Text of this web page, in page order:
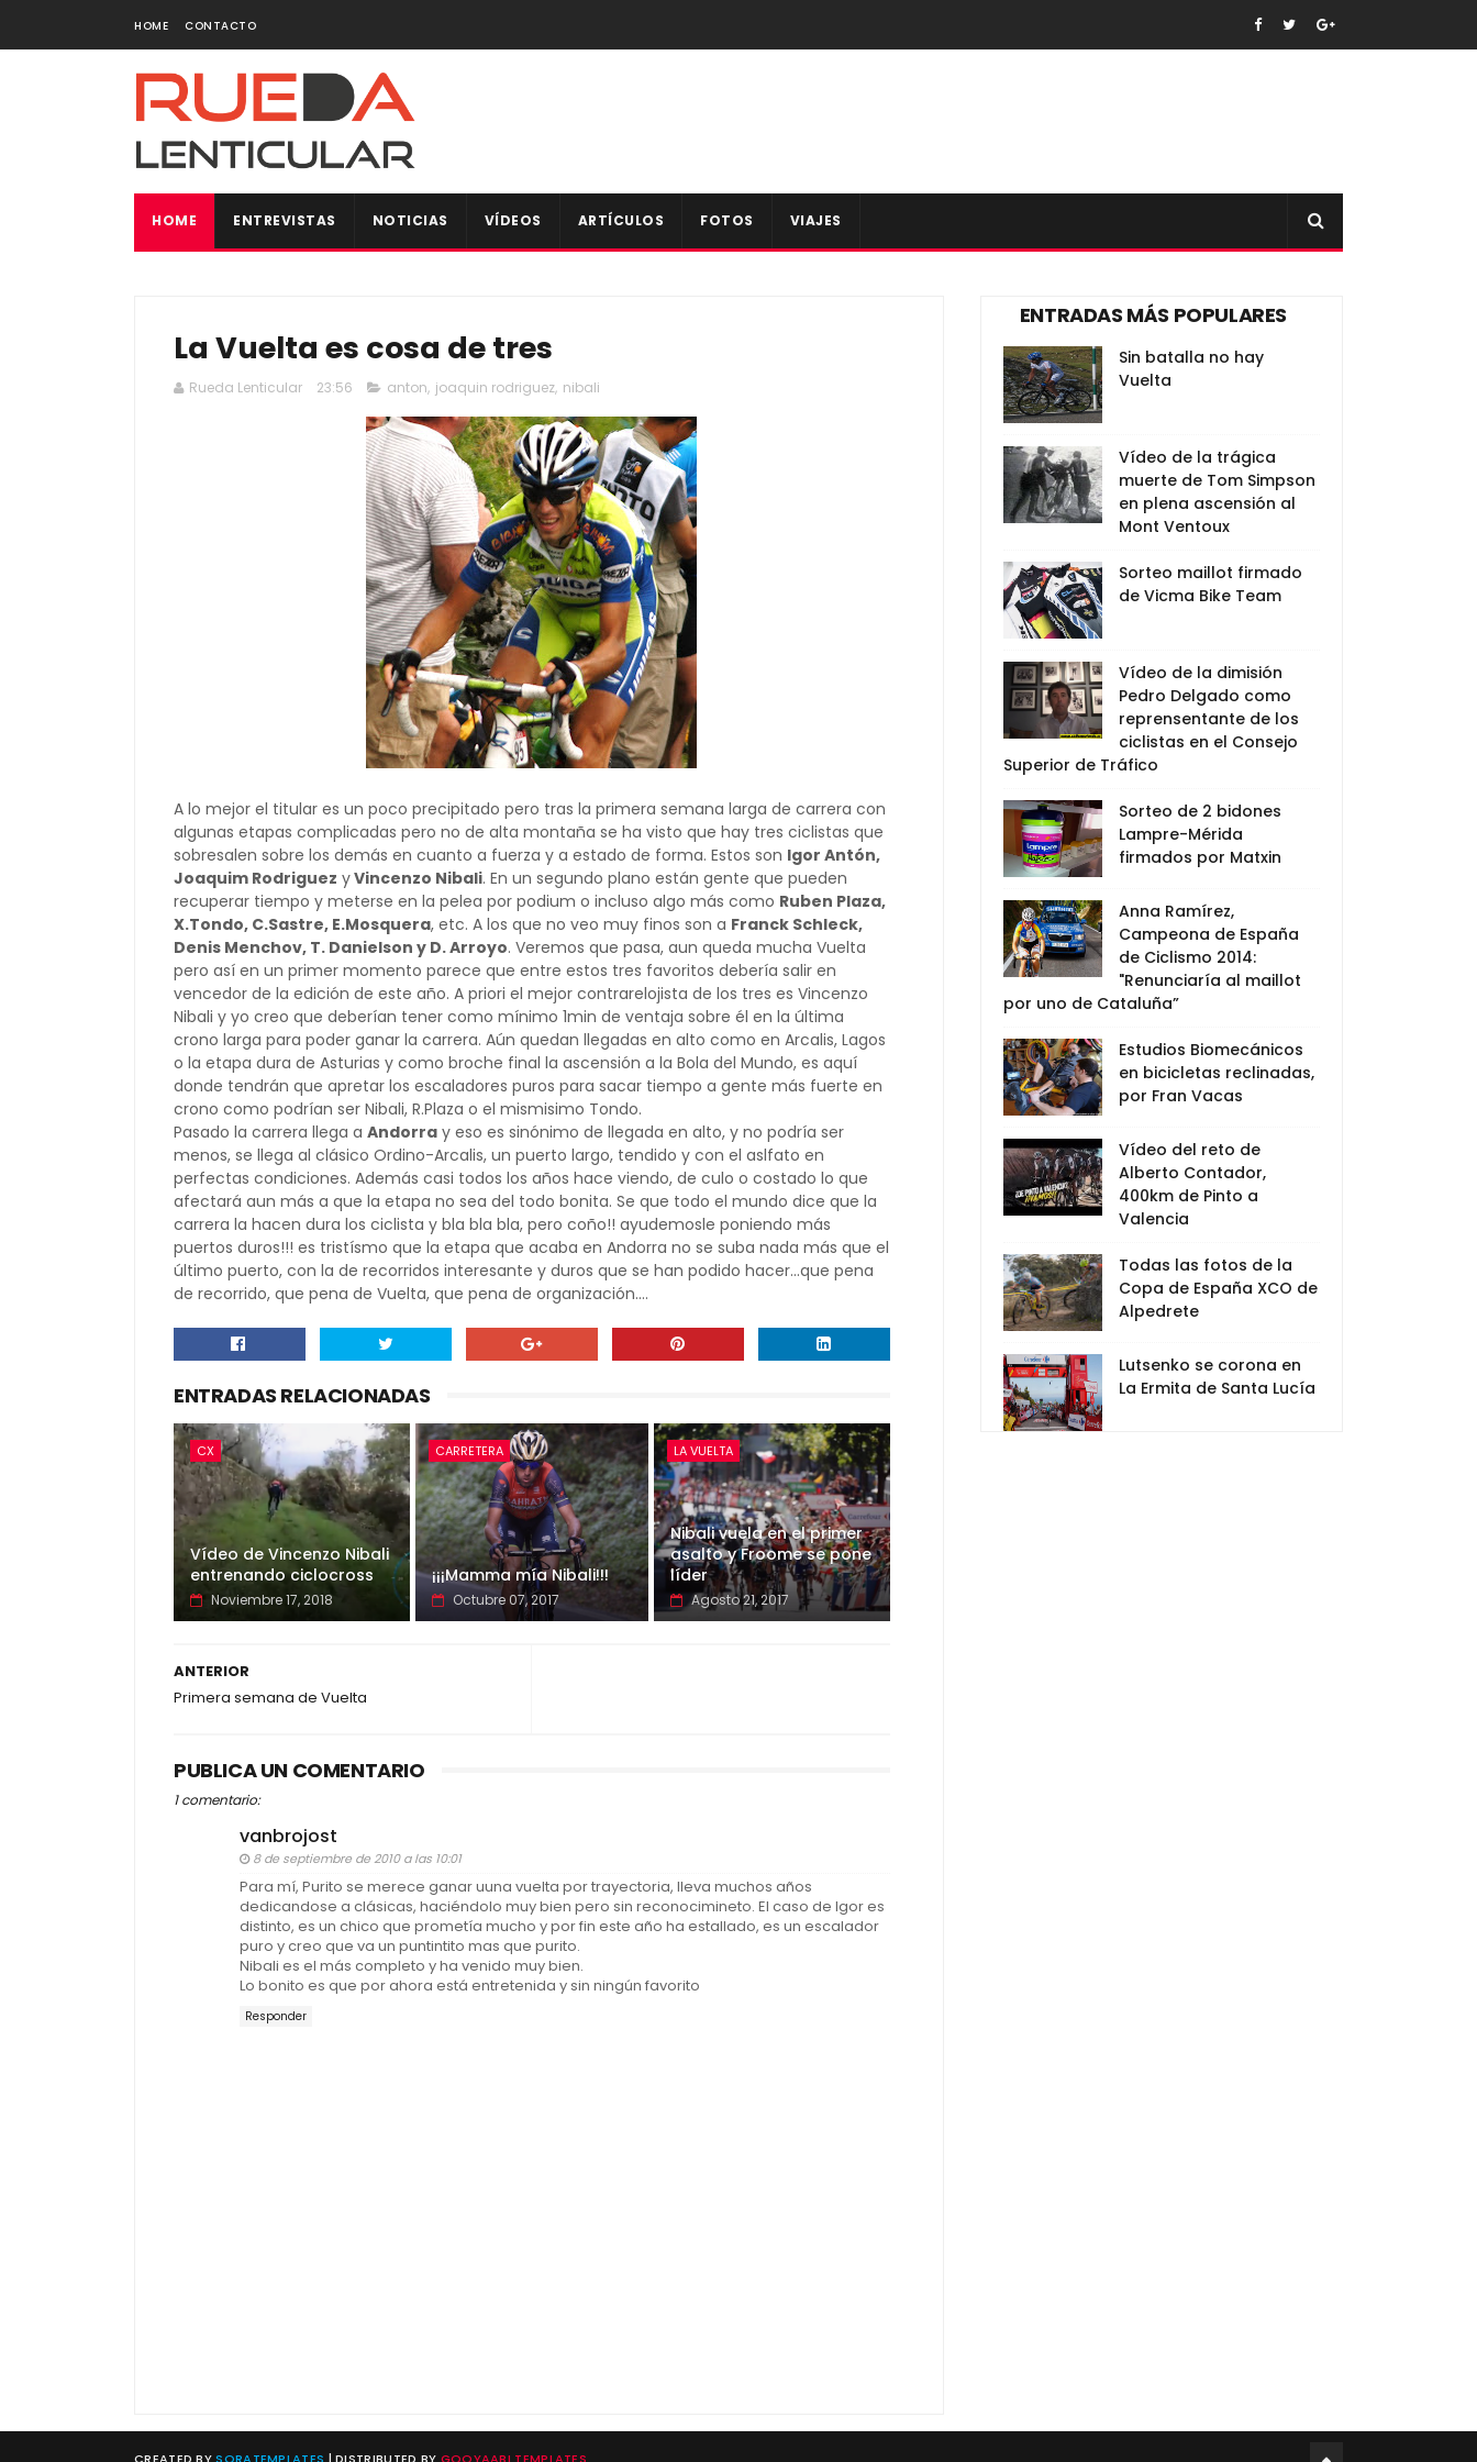
HOME CONTACTO
HOME ENTREVISTAS NOTICIAS VÍDEOS ARTÍCULOS FOTOS VIAJES
La Vuelta es cosa de tres
Rueda Lenticular 23:56 anton, joaquin rodriguez, nibali
A lo mejor el titular es un poco precipitado pero tras la primera semana larga de carrera con
algunas etapas complicadas pero no de alta montaña se ha visto que hay tres ciclistas que
sobresalen sobre los demás en cuanto a fuerza y a estado de forma. Estos son Igor Antón,
Joaquim Rodriguez yVincenzo Nibali. En un segundo plano están gente que pueden
recuperar tiempo y meterse en la pelea por podium o incluso algo más como Ruben Plaza,
X.Tondo, C.Sastre, E.Mosquera, etc. A los que no veo muy finos son a Franck Schleck,
Denis Menchov, T. Danielson y D. Arroyo. Veremos que pasa, aun queda mucha Vuelta
pero así en un primer momento parece que entre estos tres favoritos debería salir en
vencedor de la edición de este año. A priori el mejor contrarelojista de los tres es Vincenzo
Nibali y yo creo que deberían tener como mínimo 1min de ventaja sobre él en la última
crono larga para poder ganar la carrera. Aún quedan llegadas en alto como en Arcalis, Lagos
o la etapa dura de Asturias y como broche final la ascensión a la Bola del Mundo, es aquí
donde tendrán que apretar los escaladores puros para sacar tiempo a gente más fuerte en
crono como podrían ser Nibali, R.Plaza o el mismisimo Tondo.
Pasado la carrera llega a Andorra y eso es sinónimo de llegada en alto, y no podría ser
menos, se llega al clásico Ordino-Arcalis, un puerto largo, tendido y con el aslfato en
perfectas condiciones. Además casi todos los años hace viendo, de culo o costado lo que
afectará aun más a que la etapa no sea del todo bonita. Se que todo el mundo dice que la
carrera la hacen dura los ciclista y bla bla bla, pero coño!! ayudemosle poniendo más
puertos duros!!! es tristísmo que la etapa que acaba en Andorra no se suba nada más que el
último puerto, con la de recorridos interesante y duros que se han podido hacer...que pena
de recorrido, que pena de Vuelta, que pena de organización....
ENTRADAS RELACIONADAS
CX
Vídeo de Vincenzo Nibali
entrenando ciclocross
Noviembre 17, 2018
CARRETERA
¡¡¡Mamma mía Nibali!!!
Octubre 07, 2017
LA VUELTA
Nibali vuela en el primer
asalto y Froome se pone
líder
Agosto 21, 2017
ANTERIOR
Primera semana de Vuelta
PUBLICA UN COMENTARIO
1 comentario:
vanbrojost
8 de septiembre de 2010 a las 10:01
Para mí, Purito se merece ganar uuna vuelta por trayectoria, lleva muchos años
dedicandose a clásicas, haciéndolo muy bien pero sin reconocimineto. El caso de Igor es
distinto, es un chico que prometía mucho y por fin este año ha estallado, es un escalador
puro y creo que va un puntintito mas que purito.
Nibali es el más completo y ha venido muy bien.
Lo bonito es que por ahora está entretenida y sin ningún favorito
Responder
ENTRADAS MÁS POPULARES
Sin batalla no hay
Vuelta
Vídeo de la trágica
muerte de Tom Simpson
en plena ascensión al
Mont Ventoux
Sorteo maillot firmado
de Vicma Bike Team
Vídeo de la dimisión
Pedro Delgado como
reprensentante de los
ciclistas en el Consejo
Superior de Tráfico
Sorteo de 2 bidones
Lampre-Mérida
firmados por Matxin
Anna Ramírez,
Campeona de España
de Ciclismo 2014:
"Renunciaría al maillot
por uno de Cataluña”
Estudios Biomecánicos
en bicicletas reclinadas,
por Fran Vacas
Vídeo del reto de
Alberto Contador,
400km de Pinto a
Valencia
Todas las fotos de la
Copa de España XCO de
Alpedrete
Lutsenko se corona en
La Ermita de Santa Lucía